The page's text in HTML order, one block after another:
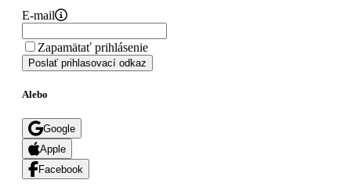
E-mail
Zapamätať prihlásenie
Poslať prihlasovací odkaz
Alebo
Google
Apple
Facebook